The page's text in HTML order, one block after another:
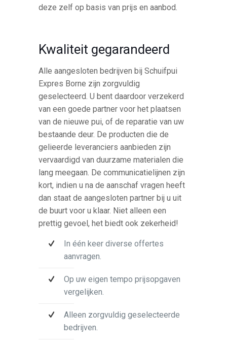
deze zelf op basis van prijs en aanbod.
Kwaliteit gegarandeerd
Alle aangesloten bedrijven bij Schuifpui
Expres Borne zijn zorgvuldig
geselecteerd. U bent daardoor verzekerd
van een goede partner voor het plaatsen
van de nieuwe pui, of de reparatie van uw
bestaande deur. De producten die de
gelieerde leveranciers aanbieden zijn
vervaardigd van duurzame materialen die
lang meegaan. De communicatielijnen zijn
kort, indien u na de aanschaf vragen heeft
dan staat de aangesloten partner bij u uit
de buurt voor u klaar. Niet alleen een
prettig gevoel, het biedt ook zekerheid!
In één keer diverse offertes
aanvragen.
Op uw eigen tempo prijsopgaven
vergelijken.
Alleen zorgvuldig geselecteerde
bedrijven.